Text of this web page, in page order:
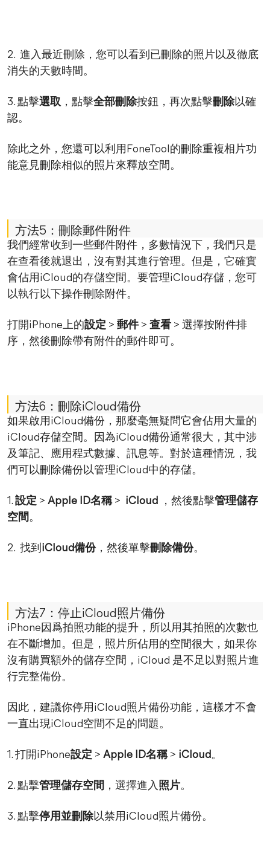
2. 進入最近刪除，您可以看到已刪除的照片以及徹底
消失的天數時間。
3. 點擊選取，點擊全部刪除按鈕，再次點擊刪除以確
認。
除此之外，您還可以利用FoneTool的刪除重複相片功
能意見刪除相似的照片來釋放空間。
方法5：刪除郵件附件
我們經常收到一些郵件附件，多數情況下，我們只是
在查看後就退出，沒有對其進行管理。但是，它確實
會佔用iCloud的存儲空間。要管理iCloud存儲，您可
以執行以下操作刪除附件。
打開iPhone上的設定 > 郵件> 查看 > 選擇按附件排
序，然後刪除帶有附件的郵件即可。
方法6：刪除iCloud備份
如果啟用iCloud備份，那麼毫無疑問它會佔用大量的
iCloud存儲空間。因為iCloud備份通常很大，其中涉
及筆記、應用程式數據、訊息等。對於這種情況，我
們可以刪除備份以管理iCloud中的存儲。
1. 設定 > Apple ID名稱 > iCloud ，然後點擊管理儲存
空間。
2. 找到 iCloud備份，然後單擊刪除備份。
方法7：停止iCloud照片備份
iPhone因爲拍照功能的提升，所以用其拍照的次數也
在不斷增加。但是，照片所佔用的空間很大，如果你
沒有購買額外的儲存空間，iCloud 是不足以對照片進
行完整備份。
因此，建議你停用iCloud照片備份功能，這樣才不會
一直出現iCloud空間不足的問題。
1. 打開iPhone設定 > Apple ID名稱> iCloud。
2. 點擊管理儲存空間 ，選擇進入照片。
3. 點擊停用並刪除以禁用iCloud照片備份。